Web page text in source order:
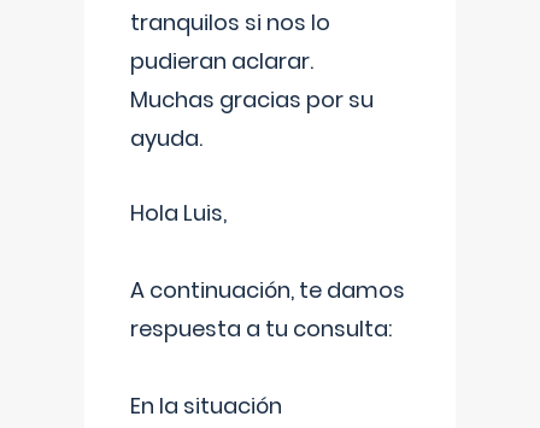
tranquilos si nos lo
pudieran aclarar.
Muchas gracias por su
ayuda.
Hola Luis,
A continuación, te damos
respuesta a tu consulta:
En la situación